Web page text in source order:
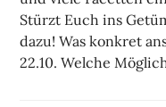
Stürzt Euch ins
dazu! Was konkret
22.10. Welche